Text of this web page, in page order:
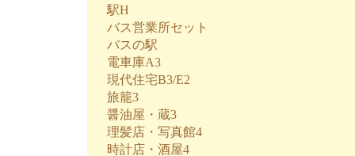
駅H
バス営業所セット
バスの駅
電車庫A3
現代住宅B3/E2
旅籠3
醤油屋・蔵3
理髪店・写真館4
時計店・酒屋4